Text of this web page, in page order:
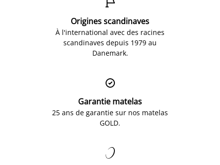
Origines scandinaves
À l'international avec des racines
scandinaves depuis 1979 au
Danemark.

Garantie matelas
25 ans de garantie sur nos matelas
GOLD.
